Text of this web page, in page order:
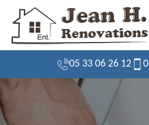
05 33 06 26 12